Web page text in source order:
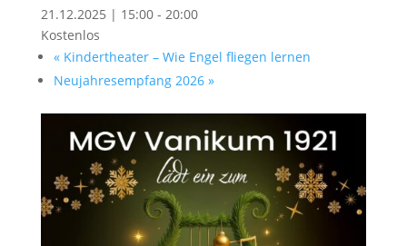
21.12.2025 | 15:00- 20:00
Kostenlos
«Kindertheater – Wie Engel fliegen lernen
Neujahresempfang 2026 »